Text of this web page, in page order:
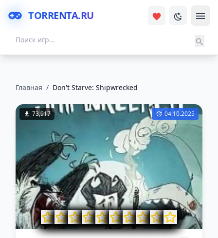
TORRENTA.RU
Главная / Don't Starve: Shipwrecked
73,917 04.10.2025